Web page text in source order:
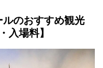
ルのおすすめ観光
入場料】